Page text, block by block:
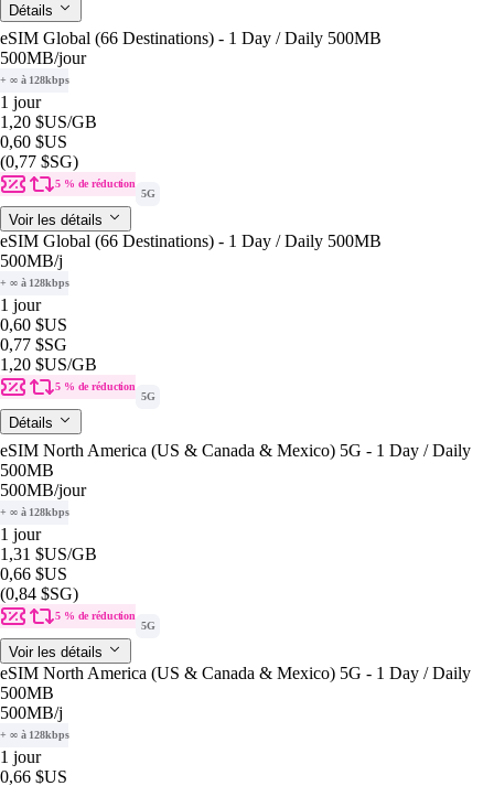
Détails
eSIM Global (66 Destinations) - 1 Day / Daily 500MB
500MB/jour
+ ∞ à 128kbps
1 jour
1,20 $US/GB
0,60 $US
(0,77 $SG)
5 % de réduction
5G
Voir les détails
eSIM Global (66 Destinations) - 1 Day / Daily 500MB
500MB/j
+ ∞ à 128kbps
1 jour
0,60 $US
0,77 $SG
1,20 $US/GB
5 % de réduction
5G
Détails
eSIM North America (US & Canada & Mexico) 5G - 1 Day / Daily
500MB
500MB/jour
+ ∞ à 128kbps
1 jour
1,31 $US/GB
0,66 $US
(0,84 $SG)
5 % de réduction
5G
Voir les détails
eSIM North America (US & Canada & Mexico) 5G - 1 Day / Daily
500MB
500MB/j
+ ∞ à 128kbps
1 jour
0,66 $US